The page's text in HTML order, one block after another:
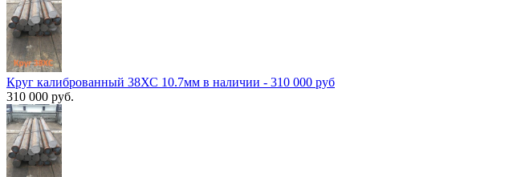
Круг калиброванный 38ХС 10.7мм в наличии - 310 000 руб
310 000 руб.